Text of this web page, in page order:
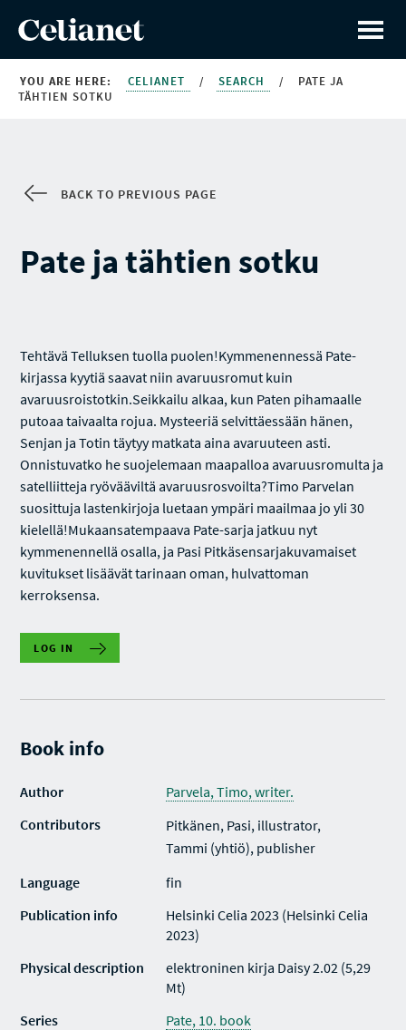
YOU ARE HERE: CELIANET / SEARCH /
PATE JA
TÄHTIEN SOTKU
BACK TO PREVIOUS PAGE
Pate ja tähtien sotku
Tehtävä Telluksen tuolla puolen!Kymmenennessä Pate-
kirjassa kyytiä saavat niin avaruusromut kuin
avaruusroistotkin.Seikkailu alkaa, kun Paten pihamaalle
putoaa taivaalta rojua. Mysteeriä selvittäessään hänen,
Senjan ja Totin täytyy matkata aina avaruuteen asti.
Onnistuvatko he suojelemaan maapalloa avaruusromulta ja
satelliitteja ryövääviltä avaruusrosvoilta?Timo Parvelan
suosittuja lastenkirjoja luetaan ympäri maailmaa jo yli 30
kielellä!Mukaansatempaava Pate-sarja jatkuu nyt
kymmenennellä osalla, ja Pasi Pitkäsensarjakuvamaiset
kuvitukset lisäävät tarinaan oman, hulvattoman
kerroksensa.
LOG IN
Book info
Author
Parvela, Timo, writer.
Contributors
Pitkänen, Pasi, illustrator,
Tammi (yhtiö), publisher
Language
fin
Publication info
Helsinki Celia 2023 (Helsinki Celia
2023)
Physical description
elektroninen kirja Daisy 2.02 (5,29
Mt)
Series
Pate, 10. book